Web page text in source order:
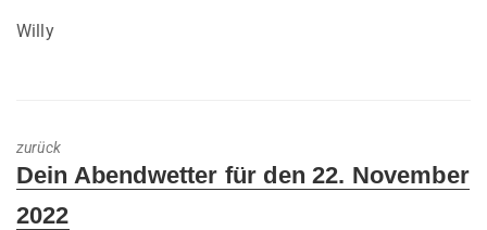
Willy
zurück
Previous
Dein Abendwetter für den 22. November
2022